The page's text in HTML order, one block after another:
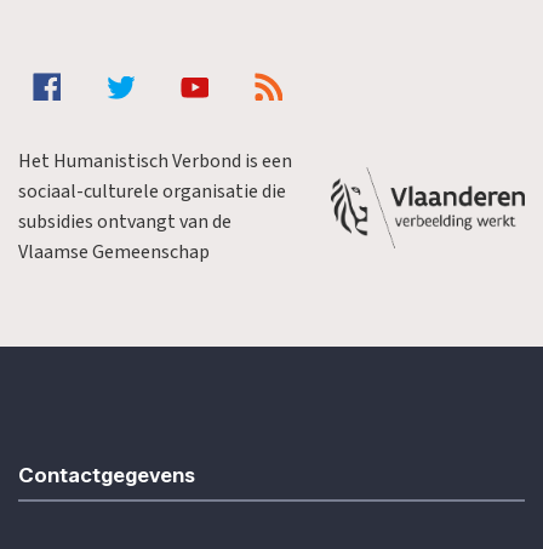
Het Humanistisch Verbond is een
sociaal-culturele organisatie die
subsidies ontvangt van de
Vlaamse Gemeenschap
Contactgegevens